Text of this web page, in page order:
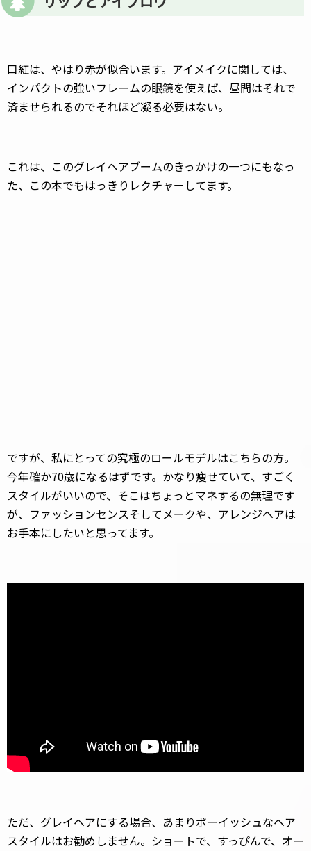
口紅は、やはり赤が似合います。アイメイクに関しては、
インパクトの強いフレームの眼鏡を使えば、昼間はそれで
済ませられるのでそれほど凝る必要はない。
これは、このグレイヘアブームのきっかけの一つにもなっ
た、この本でもはっきりレクチャーしてます。
ですが、私にとっての究極のロールモデルはこちらの方。
今年確か70歳になるはずです。かなり痩せていて、すごく
スタイルがいいので、そこはちょっとマネするの無理です
が、ファッションセンスそしてメークや、アレンジヘアは
お手本にしたいと思ってます。
ただ、グレイヘアにする場合、あまりボーイッシュなヘア
スタイルはお勧めしません。ショートで、すっぴんで、オー